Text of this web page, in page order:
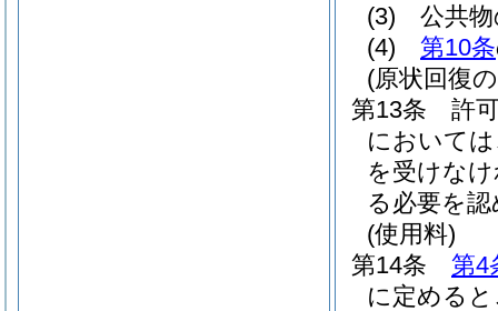
(3)
公共
(4)
第10条
(原状回復
第13条
許
において
を受けな
る必要を
(使用料)
第14条
第4
に定める